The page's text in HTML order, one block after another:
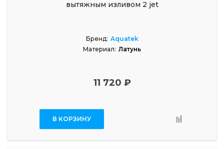
вытяжным изливом 2 jet
Бренд: Aquatek
Материал: Латунь
11 720 ₽
В КОРЗИНУ